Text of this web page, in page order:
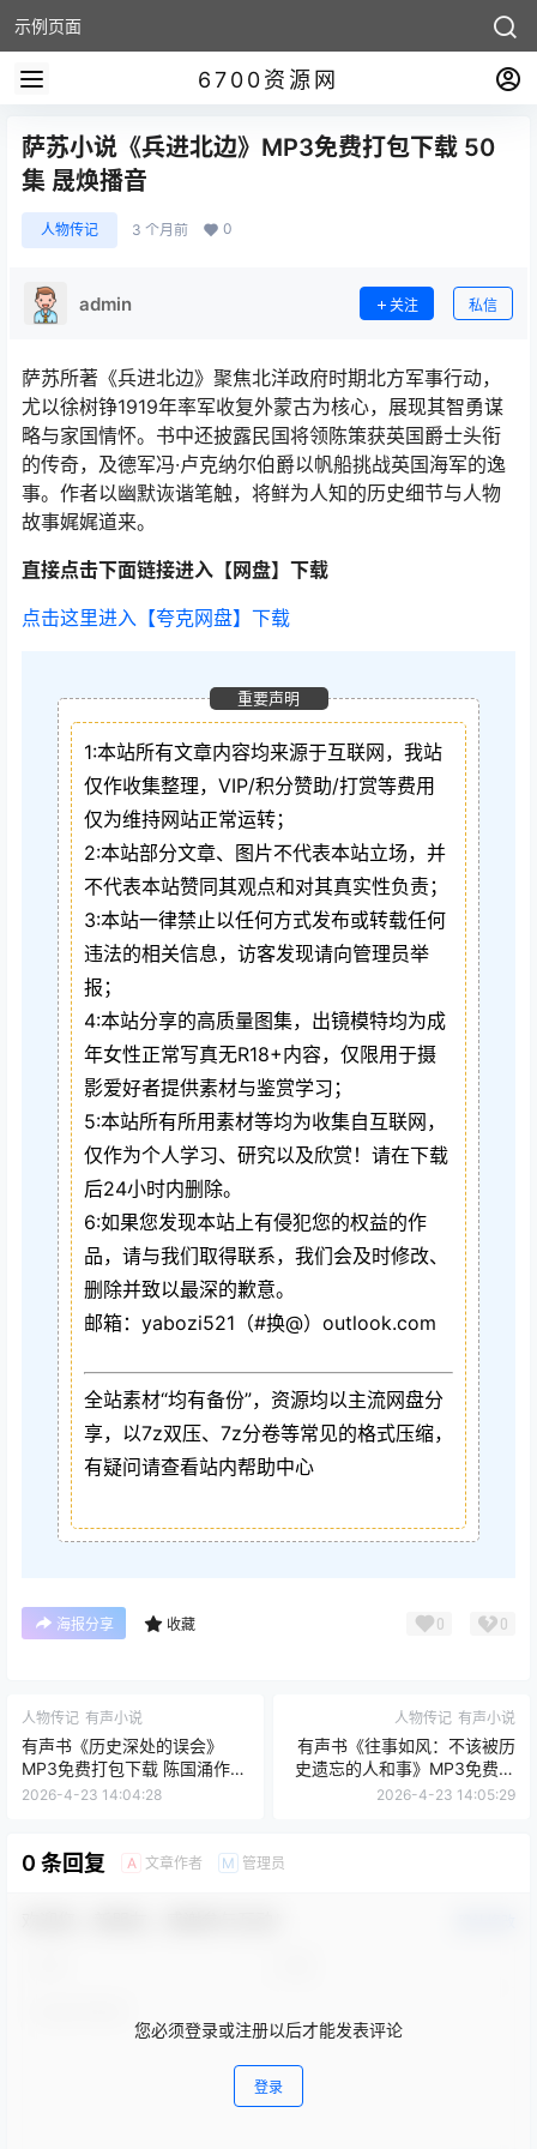
示例页面
6700资源网
萨苏小说《兵进北边》MP3免费打包下载 50
集 晟焕播音
人物传记 3 个月前 0
admin 关注 私信
萨苏所著《兵进北边》聚焦北洋政府时期北方军事行动，
尤以徐树铮1919年率军收复外蒙古为核心，展现其智勇谋
略与家国情怀。书中还披露民国将领陈策获英国爵士头衔
的传奇，及德军冯·卢克纳尔伯爵以帆船挑战英国海军的逸
事。作者以幽默诙谐笔触，将鲜为人知的历史细节与人物
故事娓娓道来。
直接点击下面链接进入【网盘】下载
点击这里进入【夸克网盘】下载
重要声明
1:本站所有文章内容均来源于互联网，我站
仅作收集整理，VIP/积分赞助/打赏等费用
仅为维持网站正常运转；
2:本站部分文章、图片不代表本站立场，并
不代表本站赞同其观点和对其真实性负责；
3:本站一律禁止以任何方式发布或转载任何
违法的相关信息，访客发现请向管理员举
报；
4:本站分享的高质量图集，出镜模特均为成
年女性正常写真无R18+内容，仅限用于摄
影爱好者提供素材与鉴赏学习；
5:本站所有所用素材等均为收集自互联网，
仅作为个人学习、研究以及欣赏！请在下载
后24小时内删除。
6:如果您发现本站上有侵犯您的权益的作
品，请与我们取得联系，我们会及时修改、
删除并致以最深的歉意。
邮箱：yabozi521（#换@）outlook.com
全站素材“均有备份”，资源均以主流网盘分
享，以7z双压、7z分卷等常见的格式压缩，
有疑问请查看站内帮助中心
海报分享 收藏 0 0
人物传记 有声小说
有声书《历史深处的误会》
MP3免费打包下载 陈国涌作品
16集 阿柯播音
2026-4-23 14:04:28
人物传记 有声小说
有声书《往事如风：不该被历
史遗忘的人和事》MP3免费打
包下载 马丁·W.桑德勒作品 34
2026-4-23 14:05:29
0 条回复 A 文章作者 M 管理员
您必须登录或注册以后才能发表评论
登录